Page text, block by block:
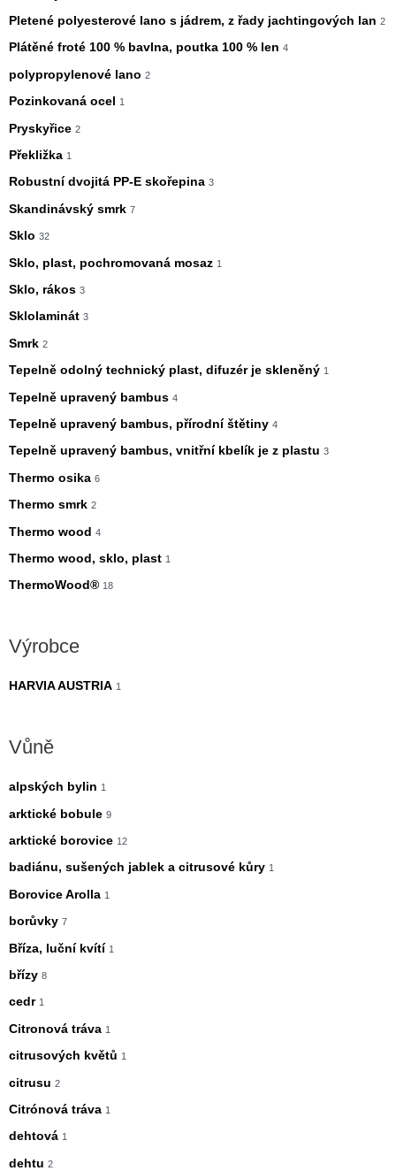
Pletené polyesterové lano s jádrem, z řady jachtingových lan 2
Plátěné froté 100 % bavlna, poutka 100 % len 4
polypropylenové lano 2
Pozinkovaná ocel 1
Pryskyřice 2
Překližka 1
Robustní dvojitá PP-E skořepina 3
Skandinávský smrk 7
Sklo 32
Sklo, plast, pochromovaná mosaz 1
Sklo, rákos 3
Sklolaminát 3
Smrk 2
Tepelně odolný technický plast, difuzér je skleněný 1
Tepelně upravený bambus 4
Tepelně upravený bambus, přírodní štětiny 4
Tepelně upravený bambus, vnitřní kbelík je z plastu 3
Thermo osika 6
Thermo smrk 2
Thermo wood 4
Thermo wood, sklo, plast 1
ThermoWood® 18
Výrobce
HARVIA AUSTRIA 1
Vůně
alpských bylin 1
arktické bobule 9
arktické borovice 12
badiánu, sušených jablek a citrusové kůry 1
Borovice Arolla 1
borůvky 7
Bříza, luční kvítí 1
břízy 8
cedr 1
Citronová tráva 1
citrusových květů 1
citrusu 2
Citrónová tráva 1
dehtová 1
dehtu 2